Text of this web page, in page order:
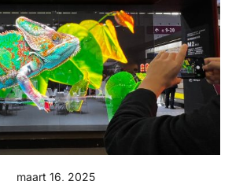
maart 16, 2025